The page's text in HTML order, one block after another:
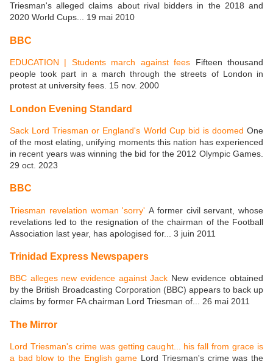
Triesman's alleged claims about rival bidders in the 2018 and
2020 World Cups... 19 mai 2010
BBC
EDUCATION | Students march against fees Fifteen thousand
people took part in a march through the streets of London in
protest at university fees. 15 nov. 2000
London Evening Standard
Sack Lord Triesman or England's World Cup bid is doomed One
of the most elating, unifying moments this nation has experienced
in recent years was winning the bid for the 2012 Olympic Games.
29 oct. 2023
BBC
Triesman revelation woman 'sorry' A former civil servant, whose
revelations led to the resignation of the chairman of the Football
Association last year, has apologised for... 3 juin 2011
Trinidad Express Newspapers
BBC alleges new evidence against Jack New evidence obtained
by the British Broadcasting Corporation (BBC) appears to back up
claims by former FA chairman Lord Triesman of... 26 mai 2011
The Mirror
Lord Triesman's crime was getting caught... his fall from grace is
a bad blow to the English game Lord Triesman's crime was the